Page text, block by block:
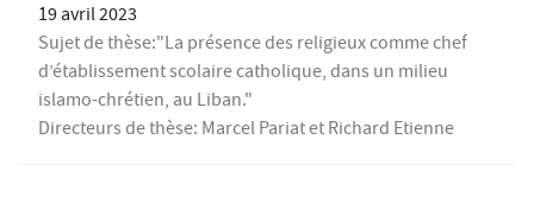
19 avril 2023
Sujet de thèse:"La présence des religieux comme chef
d’établissement scolaire catholique, dans un milieu
islamo-chrétien, au Liban."
Directeurs de thèse: Marcel Pariat et Richard Etienne